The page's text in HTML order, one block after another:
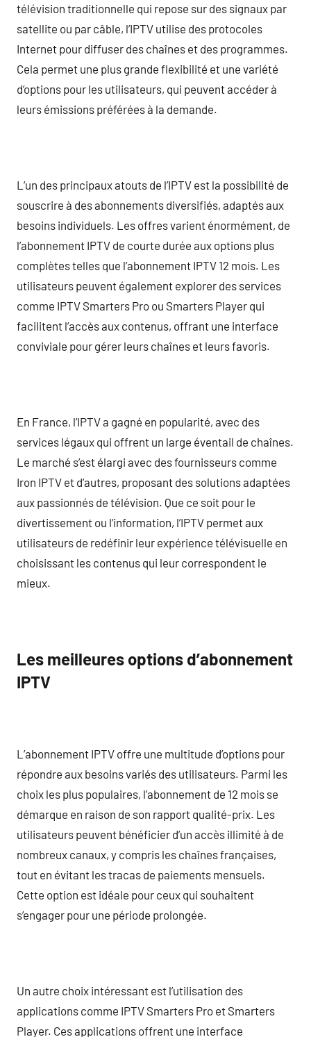
télévision traditionnelle qui repose sur des signaux par
satellite ou par câble, l’IPTV utilise des protocoles
Internet pour diffuser des chaînes et des programmes.
Cela permet une plus grande flexibilité et une variété
d’options pour les utilisateurs, qui peuvent accéder à
leurs émissions préférées à la demande.
L’un des principaux atouts de l’IPTV est la possibilité de
souscrire à des abonnements diversifiés, adaptés aux
besoins individuels. Les offres varient énormément, de
l’abonnement IPTV de courte durée aux options plus
complètes telles que l’abonnement IPTV 12 mois. Les
utilisateurs peuvent également explorer des services
comme IPTV Smarters Pro ou Smarters Player qui
facilitent l’accès aux contenus, offrant une interface
conviviale pour gérer leurs chaînes et leurs favoris.
En France, l’IPTV a gagné en popularité, avec des
services légaux qui offrent un large éventail de chaînes.
Le marché s’est élargi avec des fournisseurs comme
Iron IPTV et d’autres, proposant des solutions adaptées
aux passionnés de télévision. Que ce soit pour le
divertissement ou l’information, l’IPTV permet aux
utilisateurs de redéfinir leur expérience télévisuelle en
choisissant les contenus qui leur correspondent le
mieux.
Les meilleures options d’abonnement
IPTV
L’abonnement IPTV offre une multitude d’options pour
répondre aux besoins variés des utilisateurs. Parmi les
choix les plus populaires, l’abonnement de 12 mois se
démarque en raison de son rapport qualité-prix. Les
utilisateurs peuvent bénéficier d’un accès illimité à de
nombreux canaux, y compris les chaînes françaises,
tout en évitant les tracas de paiements mensuels.
Cette option est idéale pour ceux qui souhaitent
s’engager pour une période prolongée.
Un autre choix intéressant est l’utilisation des
applications comme IPTV Smarters Pro et Smarters
Player. Ces applications offrent une interface